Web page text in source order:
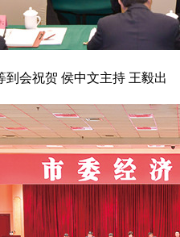
到会祝贺 侯中文主持 王毅出